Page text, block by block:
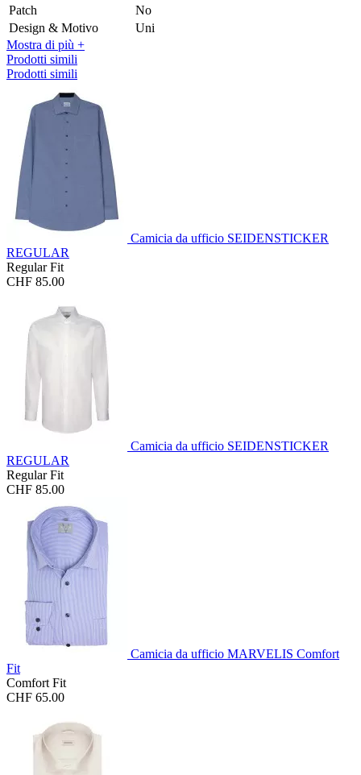
Patch
No
Design & Motivo
Uni
Mostra di più +
Prodotti simili
Prodotti simili
Camicia da ufficio SEIDENSTICKER
REGULAR
Regular Fit
CHF 85.00
Camicia da ufficio SEIDENSTICKER
REGULAR
Regular Fit
CHF 85.00
Camicia da ufficio MARVELIS Comfort
Fit
Comfort Fit
CHF 65.00